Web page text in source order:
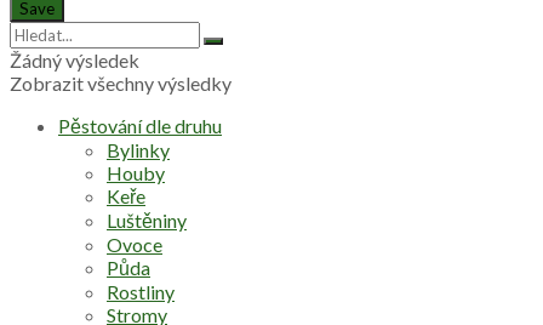
Žádný výsledek
Zobrazit všechny výsledky
Pěstování dle druhu
Bylinky
Houby
Keře
Luštěniny
Ovoce
Půda
Rostliny
Stromy